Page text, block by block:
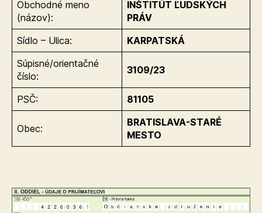
Obchodné meno
(názov):
INŠTITÚT ĽUDSKÝCH
PRÁV
Sídlo – Ulica:
KARPATSKÁ
Súpisné/orientačné
číslo:
3109/23
PSČ: 81105
Obec:
BRATISLAVA-STARÉ
MESTO